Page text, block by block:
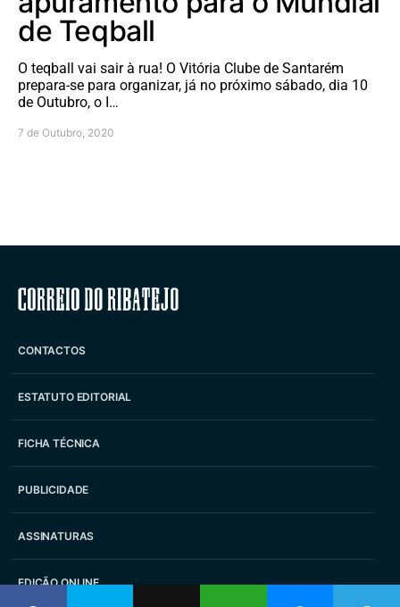
de Teqball
O teqball vai sair à rua! O Vitória Clube de Santarém
prepara-se para organizar, já no próximo sábado, dia 10
de Outubro, o I…
7 de Outubro, 2020
Correio do Ribatejo
CONTACTOS
ESTATUTO EDITORIAL
FICHA TÉCNICA
PUBLICIDADE
ASSINATURAS
EDIÇÃO ONLINE